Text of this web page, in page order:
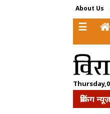
About Us
☰
ब्रेकिंग